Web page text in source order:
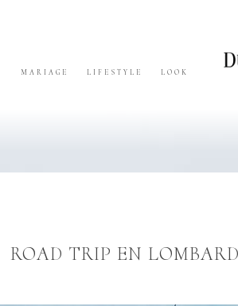
MARIAGE LIFESTYLE LOOK
ROAD TRIP EN